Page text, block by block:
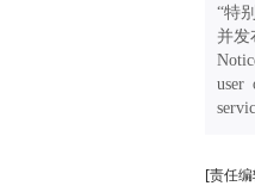
“特
并发
user
[责任